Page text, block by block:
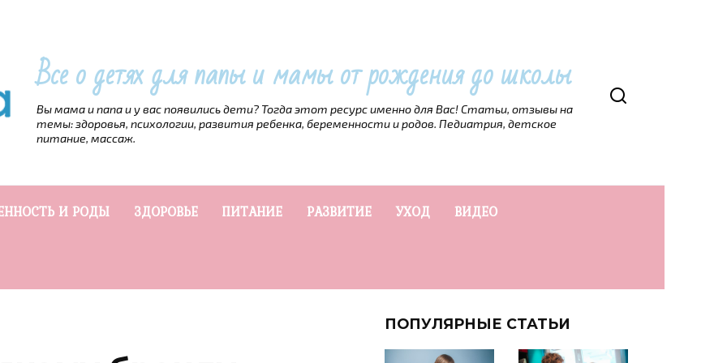
Все о детях для папы и мамы от рождения до школы
Вы мама и папа и у вас появились дети? Тогда этот ресурс именно для Вас! Статьи, отзывы на
темы: здоровья, психологии, развития ребенка, беременности и родов. Педиатрия, детское
питание, массаж.
И РОДЫ ЗДОРОВЬЕ ПИТАНИЕ РАЗВИТИЕ УХОД ВИДЕО
ПОПУЛЯРНЫЕ СТАТЬИ